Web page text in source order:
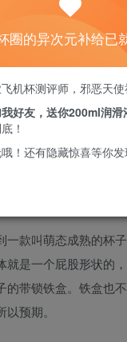
打算买一个飞机杯犒
好，所以不能买太大
的好不被室友发现偷
个颜狗，哈哈哈，那种
的保龄球，奶瓶什么的
一款叫萌态成熟的杯
就是一个屁股形状的
的带锁铁盒。铁盒也
预期。
圈的异次元补给已
机杯测评师，邪恶天使
好友，送你200ml润滑
！
！还有隐藏惊喜等你